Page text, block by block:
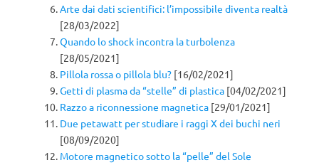
Arte dai dati scientifici: l’impossibile diventa realtà
[28/03/2022]
Quando lo shock incontra la turbolenza
[28/05/2021]
Pillola rossa o pillola blu? [16/02/2021]
Getti di plasma da “stelle” di plastica [04/02/2021]
Razzo a riconnessione magnetica [29/01/2021]
Due petawatt per studiare i raggi X dei buchi neri
[08/09/2020]
Motore magnetico sotto la “pelle” del Sole